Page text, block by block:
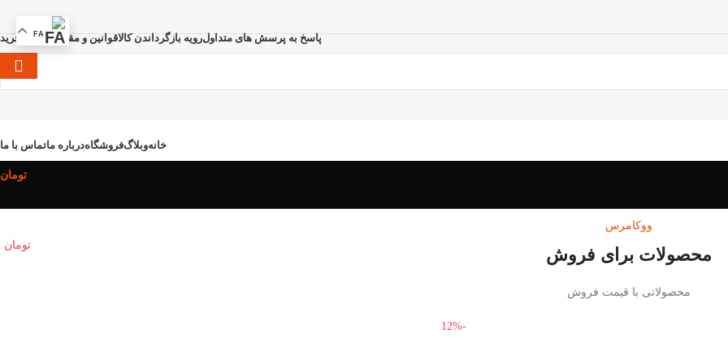
پاسخ به پرسش های متداولرویه بازگرداندن کالاقوانین و مقررات نحوه خرید
تومان
تومان
خانهوبلاگفروشگاهدرباره ماتماس با ما
ووکامرس
محصولات برای فروش
محصولاتی با قیمت فروش
-12%
FA